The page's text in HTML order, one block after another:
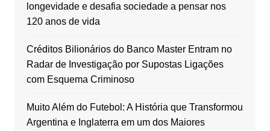
longevidade e desafia sociedade a pensar nos
120 anos de vida
Créditos Bilionários do Banco Master Entram no
Radar de Investigação por Supostas Ligações
com Esquema Criminoso
Muito Além do Futebol: A História que Transformou
Argentina e Inglaterra em um dos Maiores